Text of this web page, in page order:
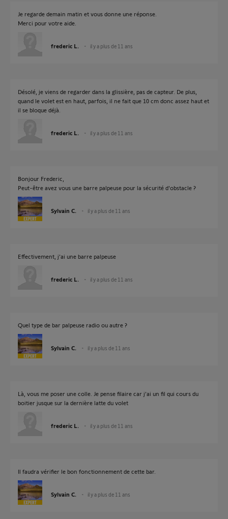
Je regarde demain matin et vous donne une réponse.
Merci pour votre aide.
frederic L. il y a plus de 11 ans
Désolé, je viens de regarder dans la glissière, pas de capteur. De plus,
quand le volet est en haut, parfois, il ne fait que 10 cm donc assez haut et
il se bloque déjà.
frederic L. il y a plus de 11 ans
Bonjour Frederic,
Peut-être avez vous une barre palpeuse pour la sécurité d'obstacle ?
Sylvain C. il y a plus de 11 ans
Effectivement, j'ai une barre palpeuse
frederic L. il y a plus de 11 ans
Quel type de bar palpeuse radio ou autre ?
Sylvain C. il y a plus de 11 ans
Là, vous me poser une colle. Je pense filaire car j'ai un fil qui cours du
boitier jusque sur la dernière latte du volet
frederic L. il y a plus de 11 ans
Il faudra vérifier le bon fonctionnement de cette bar.
Sylvain C. il y a plus de 11 ans